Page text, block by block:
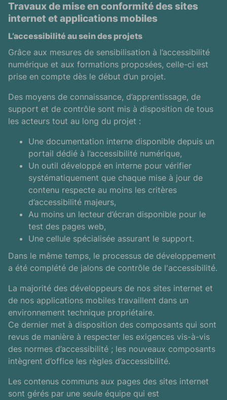
Travaux de mise en conformité des sites
internet et applications mobiles
L’accessibilité au sein des projets
Grâce aux mesures de sensibilisation à l’accessibilité
numérique et aux formations proposées, celle-ci est
prise en compte dès le début d’un projet.
Des moyens de connaissance, d’apprentissage, de
support et de contrôle sont mis à disposition de tous
les acteurs tout au long du projet :
Une documentation interne disponible depuis un
portail dédié à l’accessibilité numérique,
Un outil développé en interne pour vérifier
systématiquement que chaque mise à jour de
contenu respecte au moins les critères
d’accessibilité majeurs,
Au moins un lecteur d’écran disponible pour le
test des pages web,
Une cellule spécialisée assurant le support.
Dans le même temps, le processus de développement
a été complété de jalons de contrôle de l'accessibilité.
La majorité des développeurs de nos sites internet et
de nos applications mobiles travaillent dans un
environnement technique propriétaire.
Ce dernier met à disposition des composants qui sont
revus de manière à respecter les exigences vis-à-vis
des normes d’accessibilité ; les nouveaux composants
intègrent d’office les règles d’accessibilité.
Les contenus communs aux pages des sites internet
sont gérés par une seule équipe qui est